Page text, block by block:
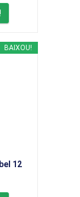
BAIXOU!
12